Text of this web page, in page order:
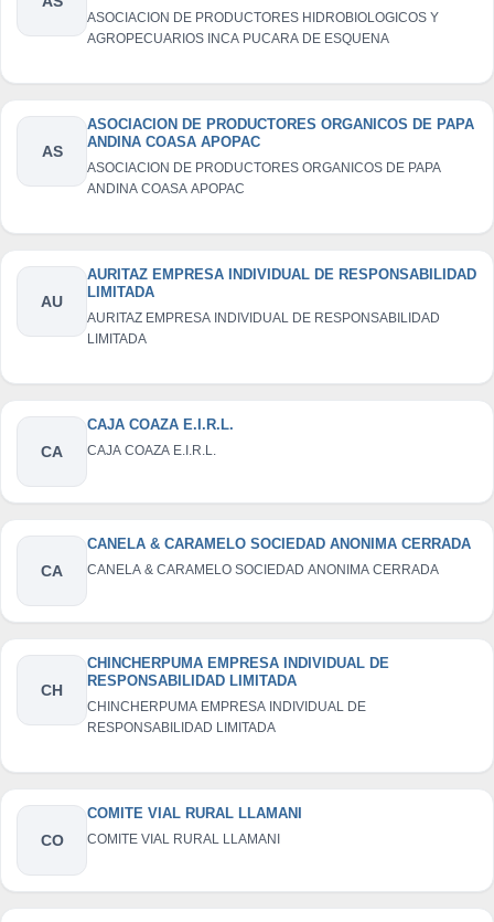
ASOCIACION DE PRODUCTORES HIDROBIOLOGICOS Y
AGROPECUARIOS INCA PUCARA DE ESQUENA
AS
ASOCIACION DE PRODUCTORES ORGANICOS DE PAPA
ANDINA COASA APOPAC
ASOCIACION DE PRODUCTORES ORGANICOS DE PAPA
ANDINA COASA APOPAC
AU
AURITAZ EMPRESA INDIVIDUAL DE RESPONSABILIDAD
LIMITADA
AURITAZ EMPRESA INDIVIDUAL DE RESPONSABILIDAD
LIMITADA
CA
CAJA COAZA E.I.R.L.
CAJA COAZA E.I.R.L.
CA
CANELA & CARAMELO SOCIEDAD ANONIMA CERRADA
CANELA & CARAMELO SOCIEDAD ANONIMA CERRADA
CH
CHINCHERPUMA EMPRESA INDIVIDUAL DE
RESPONSABILIDAD LIMITADA
CHINCHERPUMA EMPRESA INDIVIDUAL DE
RESPONSABILIDAD LIMITADA
CO
COMITE VIAL RURAL LLAMANI
COMITE VIAL RURAL LLAMANI